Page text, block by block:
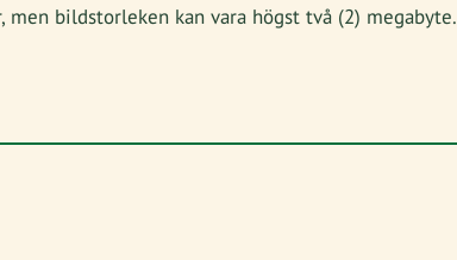
bildstorleken kan vara högst två (2) megabyte.